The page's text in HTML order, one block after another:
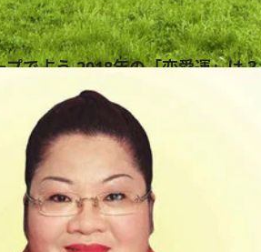
で占う 2018年の「恋愛運」は？